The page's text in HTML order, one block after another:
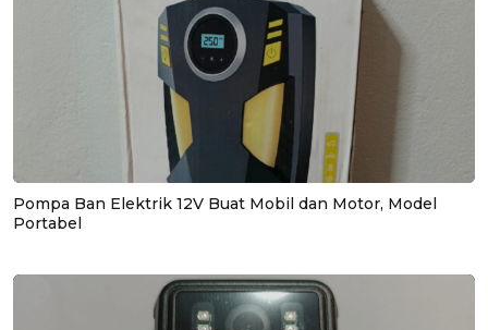
Pompa Ban Elektrik 12V Buat Mobil dan Motor, Model
Portabel